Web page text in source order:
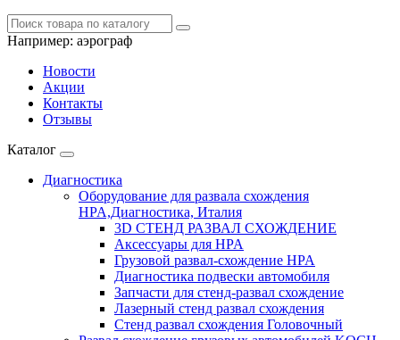
Например: аэрограф
Новости
Акции
Контакты
Отзывы
Каталог
Диагностика
Оборудование для развала схождения
HPA,Диагностика, Италия
3D СТЕНД РАЗВАЛ СХОЖДЕНИЕ
Аксессуары для HPA
Грузовой развал-схождение HPA
Диагностика подвески автомобиля
Запчасти для стенд-развал схождение
Лазерный стенд развал схождения
Стенд развал схождения Головочный